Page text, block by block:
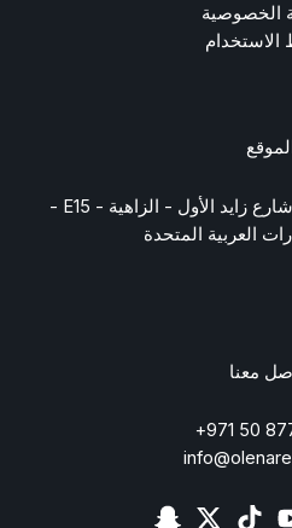
الخصوصية
الموقع
البرج الذهبي - مكتب 404 شارع زايد الأول - الزاهية - E15 -
العربية المتحدة
معنا